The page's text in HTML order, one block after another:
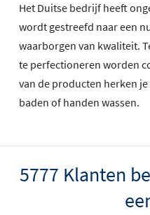
Het Duitse bedrijf heeft
wordt gestreefd naar een
waarborgen van kwaliteit.
te perfectioneren worden
van de producten herken
baden of handen wassen.
5777 Klanten